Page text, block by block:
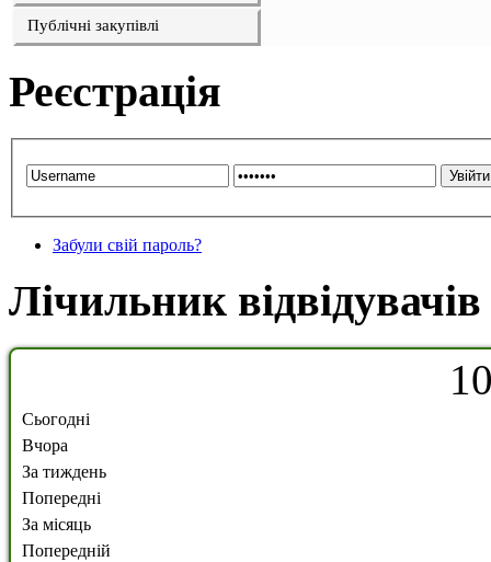
Публічні закупівлі
Реєстрація
Забули свій пароль?
Лічильник відвідувачів
1
Сьогодні
Вчора
За тиждень
Попередні
За місяць
Попередній